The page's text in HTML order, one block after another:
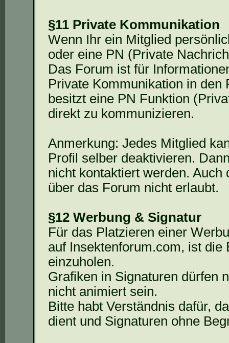
§11 Private Kommunikation
Wenn Ihr ein Mitglied
oder eine PN (Private
Das Forum ist für
Private Kommunikation in
besitzt eine PN Funktion
direkt zu kommunizieren.
Anmerkung: Jedes Mitglied
Profil selber deaktivieren.
nicht kontaktiert werden.
über das Forum nicht erlaubt.
§12 Werbung & Signatur
Für das Platzieren einer
auf Insektenforum.com, ist
einzuholen.
Grafiken in Signaturen dürfen
nicht animiert sein.
Bitte habt Verständnis dafür,
dient und Signaturen ohne